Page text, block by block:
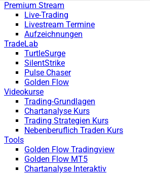
Premium Stream
Live-Trading
Livestream Termine
Aufzeichnungen
TradeLab
TurtleSurge
SilentStrike
Pulse Chaser
Golden Flow
Videokurse
Trading-Grundlagen
Chartanalyse Kurs
Trading Strategien Kurs
Nebenberuflich Traden Kurs
Tools
Golden Flow Tradingview
Golden Flow MT5
Chartanalyse Interaktiv